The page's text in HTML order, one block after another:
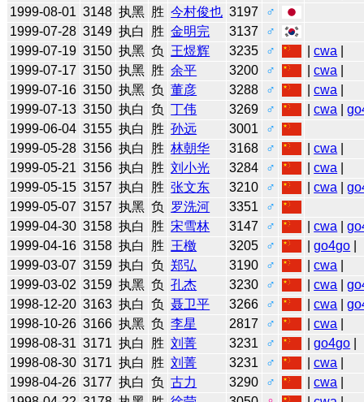
1999-08-01 3148 执黑 胜 今村俊也 3197
♂
1999-07-28 3149 执白 胜 金明完 3137
♂
1999-07-19 3150 执黑 负 王煜辉 3235 ♂ |cwa
1999-07-17 3150 执黑 胜 余平 3200 ♂ |cwa
1999-07-16 3150 执黑 负 董彦 3288 ♂ |cwa
1999-07-13 3150 执白 负 丁伟 3269 ♂ |cwa |
1999-06-04 3155 执白 胜 孙远 3001
♂
1999-05-28 3156 执白 胜 林朝华 3168 ♂ |cwa
1999-05-21 3156 执白 胜 刘小光 3284 ♂ |cwa
1999-05-15 3157 执白 胜 张文东 3210 ♂ |cwa |
1999-05-07 3157 执黑 负 罗洗河 3351
♂
1999-04-30 3158 执白 胜 宋雪林 3147 ♂ |cwa |
1999-04-16 3158 执白 胜 王檄 3205 ♂ |go4go
1999-03-07 3159 执白 负 郑弘 3190 ♂ |cwa
1999-03-02 3159 执黑 负 孔杰 3230 ♂ |cwa |
1998-12-20 3163 执白 负 聂卫平 3266 ♂ |cwa |
1998-10-26 3166 执黑 负 李星 2817 ♂ |cwa
1998-08-31 3171 执白 胜 刘菁 3231 ♂ |go4go
1998-08-30 3171 执白 胜 刘菁 3231 ♂ |cwa
1998-04-26 3177 执白 负 古力 3290 ♂ |cwa